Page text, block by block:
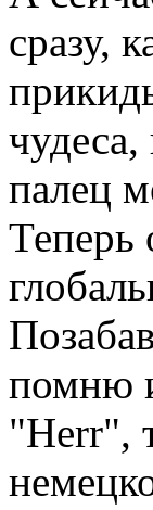
сразу,
палец
Теперь
помню
"Herr",